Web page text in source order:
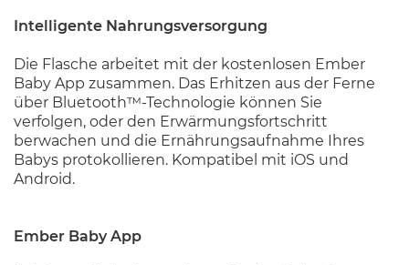
Intelligente Nahrungsversorgung
Die Flasche arbeitet mit der kostenlosen Ember
Baby App zusammen. Das Erhitzen aus der Ferne
über Bluetooth™-Technologie können Sie
verfolgen, oder den Erwärmungsfortschritt
berwachen und die Ernährungsaufnahme Ihres
Babys protokollieren. Kompatibel mit iOS und
Android.
Ember Baby App